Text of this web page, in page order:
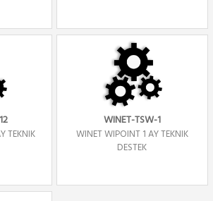
TEKNIK
WINET-TSW-1
WINET WIPOINT 1 AY TEKNIK
DESTEK